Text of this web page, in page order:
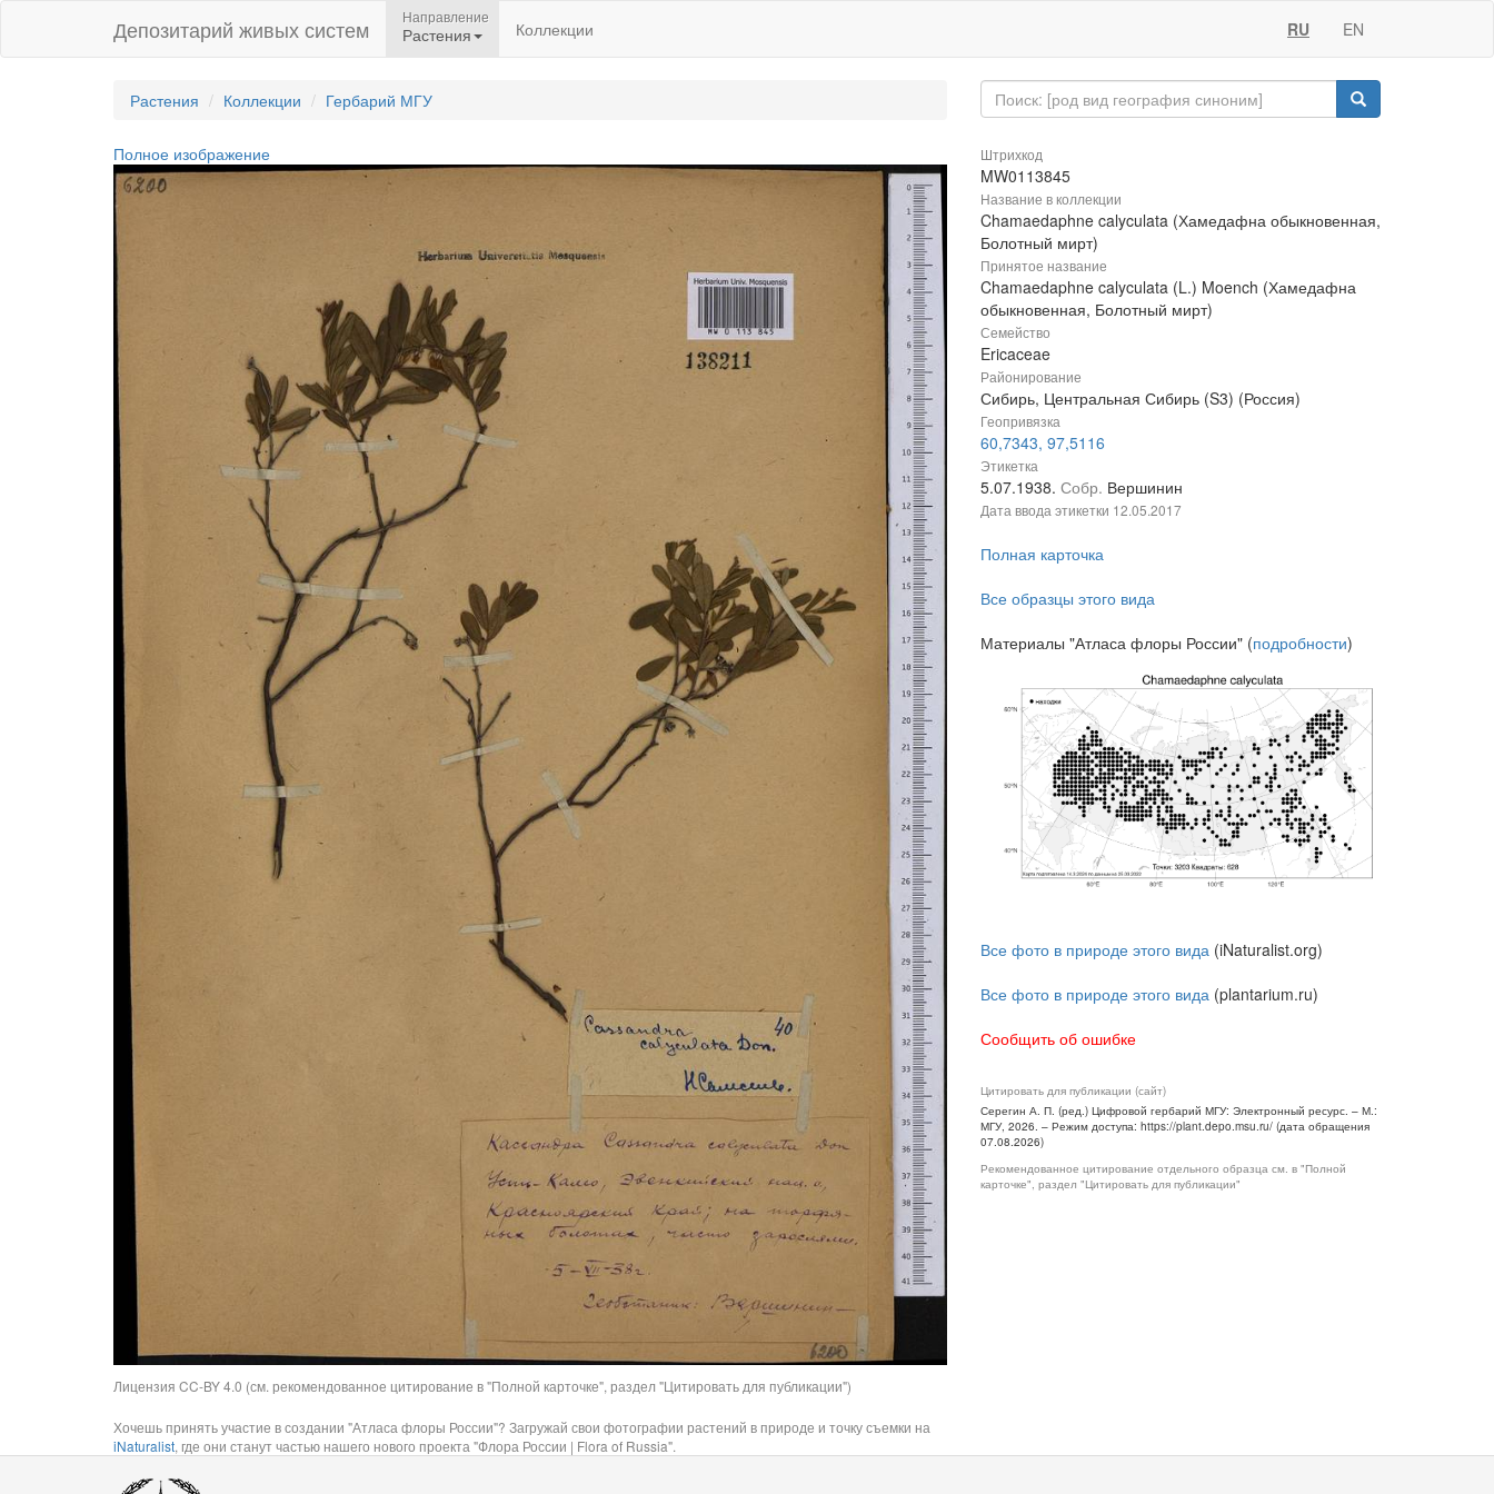
Депозитарий живых систем Направление
Растения Коллекции RU EN
Растения Коллекции Гербарий МГУ
Полное изображение
Лицензия CC-BY 4.0 (см. рекомендованное цитирование в "Полной карточке", раздел "Цитировать для публикации")
Хочешь принять участие в создании "Атласа флоры России"? Загружай свои фотографии растений в природе и точку съемки на
iNaturalist, где они станут частью нашего нового проекта "Флора России | Flora of Russia".
Штрихкод
MW0113845
Название в коллекции
Chamaedaphne calyculata (Хамедафна обыкновенная,
Болотный мирт)
Принятое название
Chamaedaphne calyculata (L.) Moench (Хамедафна
обыкновенная, Болотный мирт)
Семейство
Ericaceae
Районирование
Сибирь, Центральная Сибирь (S3) (Россия)
Геопривязка
60,7343, 97,5116
Этикетка
5.07.1938. Собр. Вершинин
Дата ввода этикетки 12.05.2017
Полная карточка
Все образцы этого вида
Материалы "Атласа флоры России" (подробности)
Все фото в природе этого вида (iNaturalist.org)
Все фото в природе этого вида (plantarium.ru)
Сообщить об ошибке
Цитировать для публикации (сайт)
Серегин А. П. (ред.) Цифровой гербарий МГУ: Электронный ресурс. – М.:
МГУ, 2026. – Режим доступа: https://plant.depo.msu.ru/ (дата обращения
07.08.2026)
Рекомендованное цитирование отдельного образца см. в "Полной
карточке", раздел "Цитировать для публикации"